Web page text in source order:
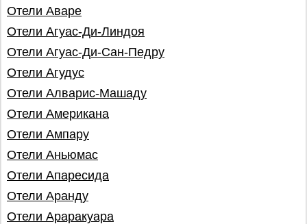
Отели Аваре
Отели Агуас-Ди-Линдоя
Отели Агуас-Ди-Сан-Педру
Отели Агудус
Отели Алварис-Машаду
Отели Американа
Отели Ампару
Отели Аньюмас
Отели Апаресида
Отели Аранду
Отели Араракуара